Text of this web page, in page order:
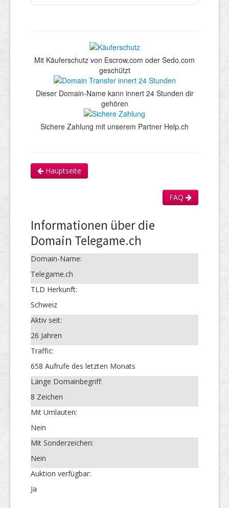
Mit Käuferschutz von Escrow.com oder Sedo.com
geschützt
Dieser Domain-Name kann innert 24 Stunden dir
gehören
Sichere Zahlung mit unserem Partner Help.ch
Hauptseite
FAQ
Informationen über die
Domain Telegame.ch
Domain-Name:
Telegame.ch
TLD Herkunft:
Schweiz
Aktiv seit:
26 Jahren
Traffic:
658 Aufrufe des letzten Monats
Länge Domainbegriff:
8 Zeichen
Mit Umlauten:
Nein
Mit Sonderzeichen:
Nein
Auktion verfügbar:
Ja